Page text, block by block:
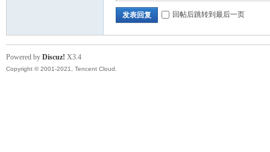
发表回复 回帖后跳转到最后一页
Powered by Discuz! X3.4
Copyright © 2001-2021, Tencent Cloud.